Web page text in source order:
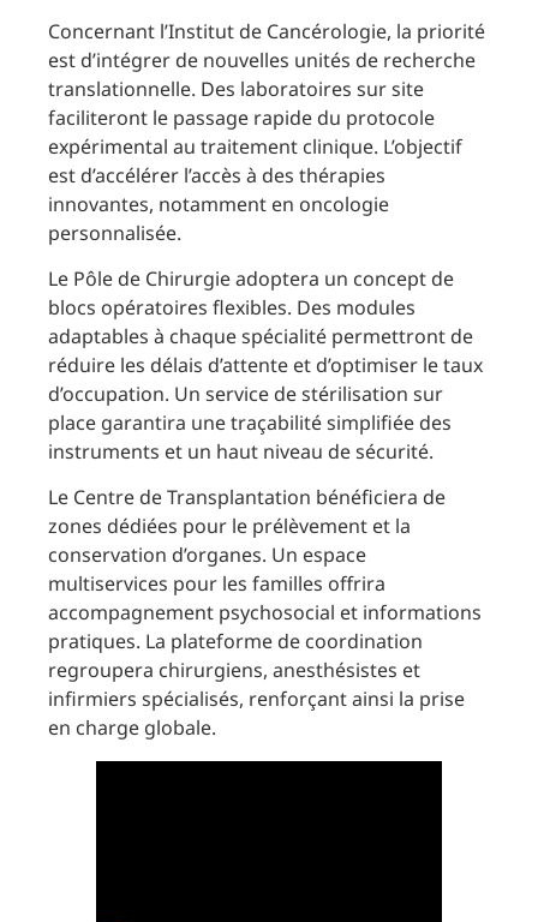
Concernant l’Institut de Cancérologie, la priorité
est d’intégrer de nouvelles unités de recherche
translationnelle. Des laboratoires sur site
faciliteront le passage rapide du protocole
expérimental au traitement clinique. L’objectif
est d’accélérer l’accès à des thérapies
innovantes, notamment en oncologie
personnalisée.
Le Pôle de Chirurgie adoptera un concept de
blocs opératoires flexibles. Des modules
adaptables à chaque spécialité permettront de
réduire les délais d’attente et d’optimiser le taux
d’occupation. Un service de stérilisation sur
place garantira une traçabilité simplifiée des
instruments et un haut niveau de sécurité.
Le Centre de Transplantation bénéficiera de
zones dédiées pour le prélèvement et la
conservation d’organes. Un espace
multiservices pour les familles offrira
accompagnement psychosocial et informations
pratiques. La plateforme de coordination
regroupera chirurgiens, anesthésistes et
infirmiers spécialisés, renforçant ainsi la prise
en charge globale.